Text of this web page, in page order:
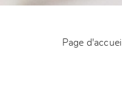
Page d'accueil